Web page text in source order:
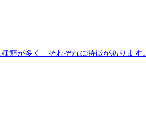
類が多く、それぞれに特徴があります